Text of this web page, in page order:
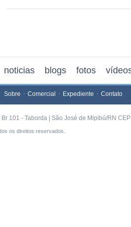
noticias blogs fotos
Sobre Comercial Expediente Contato
101 - Taborda | São José de Mipibú/RN
os direitos reservados.